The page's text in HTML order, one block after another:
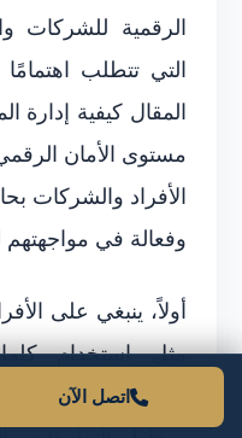
الرقمية للشركات
التي تتطلب اهتمامًا
المقال كيفية
مستوى الأمان
الأفراد والشركات
وفعالة في مواجهتهم
أولاً، ينبغي على
مثل استخدام
المصادقة
اتصل الآن